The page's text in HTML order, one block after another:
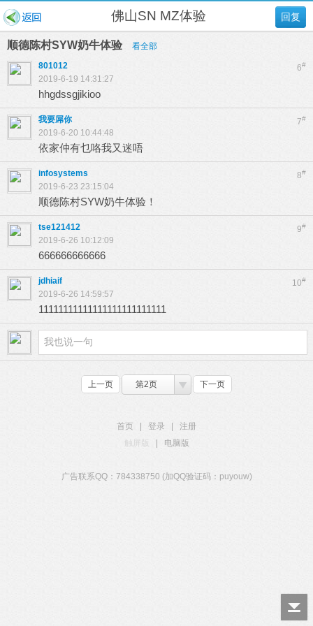
回复
佛山SN MZ体验
顺德陈村SYW奶牛体验 看全部
6#
801012
2019-6-19 14:31:27
hhgdssgjikioo
7#
我要屌你
2019-6-20 10:44:48
依家仲有乜咯我又迷唔
8#
infosystems
2019-6-23 23:15:04
顺德陈村SYW奶牛体验！
9#
tse121412
2019-6-26 10:12:09
666666666666
10#
jdhiaif
2019-6-26 14:59:57
11111111111111111111111111
上一页 第2页 下一页
首页 登录
注册
触屏版
电脑版
广告联系QQ：784338750 (加QQ验证码：puyouw)